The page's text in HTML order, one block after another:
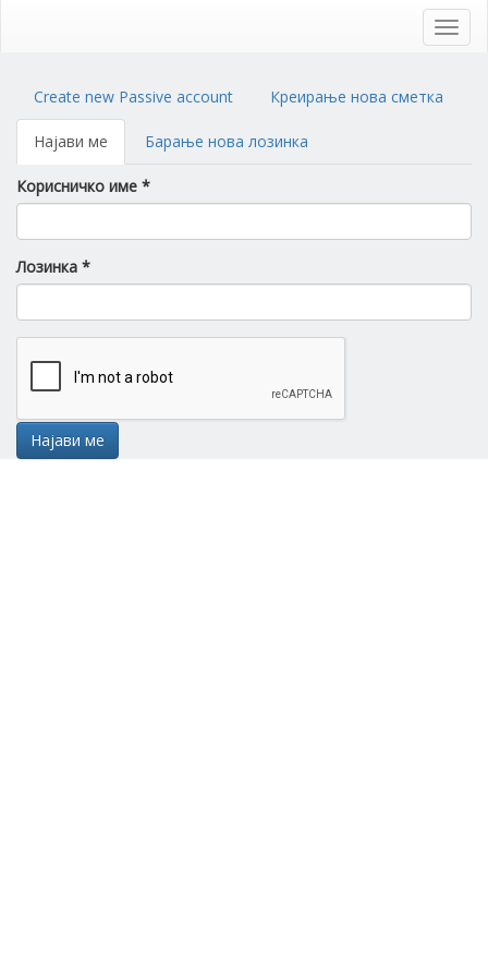
Primary
tabs
Create new Passive account Креирање нова сметка
Најави ме (activeБарање нова лозинка
Корисничко име *
Лозинка *
Најави ме